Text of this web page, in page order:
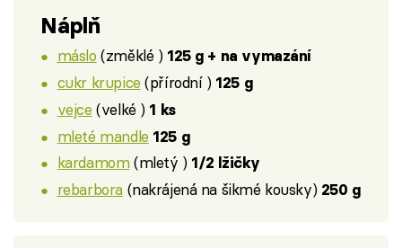
Náplň
máslo (změklé ) 125 g + na vymazání
cukr krupice (přírodní ) 125 g
vejce (velké ) 1 ks
mleté mandle 125 g
kardamom(mletý ) 1/2 lžičky
rebarbora(nakrájená na šikmé kousky) 250 g